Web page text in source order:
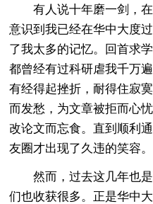
有人说十年磨一剑，
意识到我已经在华中大度
了我太多的记忆。回首求
都曾经有过科研虐我千万
有经得起挫折，耐得住寂
而发愁，为文章被拒而心
改论文而忘食。直到顺利
友圈才出现了久违的笑容。
然而，过去这几年也
们也收获很多。正是华中